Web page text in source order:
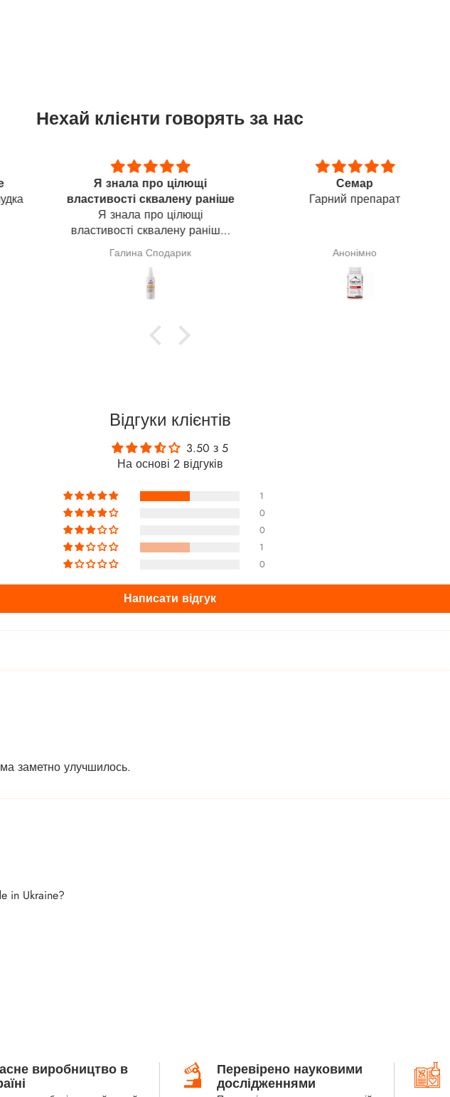
Нехай клієнти говорять за нас
раніше
На
Семар
Гарний препарат
Анонімно
Приємний запах, всмоктується
шкірою. Застосовую для
покращення. Дякую за Вашу
роботу.
Галина Сподарик
Відгуки клієнтів
3.50 з 5
На основі 2 відгуків
1
0
0
1
0
Написати відгук
заметно улучшилось.
in Ukraine?
виробництво в Перевірено науковими
дослідженнями